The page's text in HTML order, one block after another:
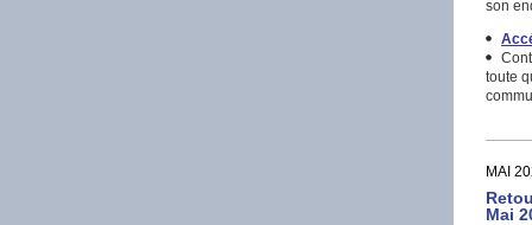
son
toute
MAI
Mai